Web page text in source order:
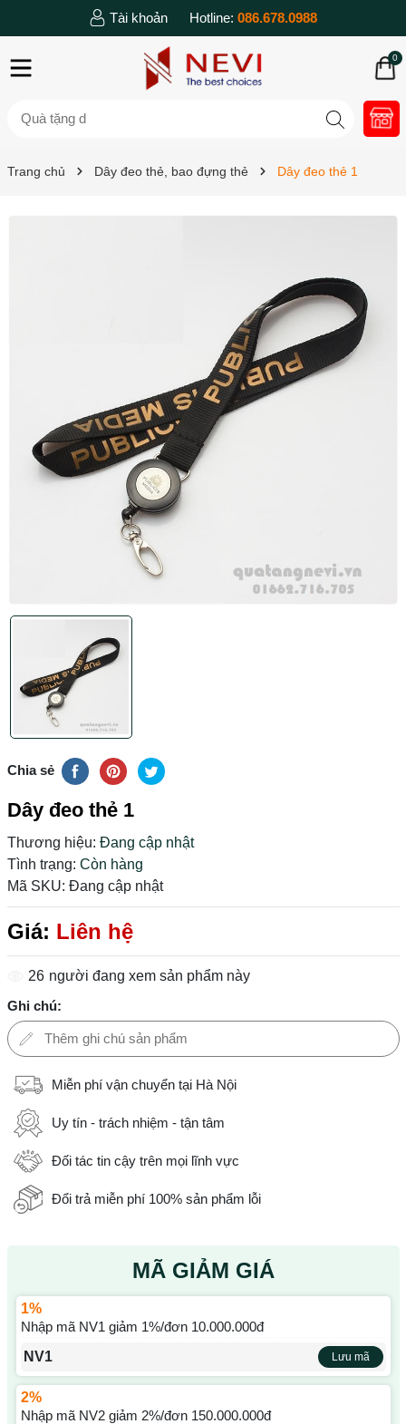
Tài khoản Hotline: 086.678.0988
0
Trang chủ Dây đeo thẻ, bao đựng thẻ Dây đeo thẻ 1
Chia sẻ
Dây đeo thẻ 1
Thương hiệu: Đang cập nhật
Tình trạng: Còn hàng
Mã SKU: Đang cập nhật
Giá: Liên hệ
26 người đang xem sản phẩm này
Ghi chú:
Miễn phí vận chuyển tại Hà Nội
Uy tín - trách nhiệm - tận tâm
Đối tác tin cậy trên mọi lĩnh vực
Đổi trả miễn phí 100% sản phẩm lỗi
MÃ GIẢM GIÁ
1%
Nhập mã NV1 giảm 1%/đơn 10.000.000đ
NV1
Lưu mã
2%
Nhập mã NV2 giảm 2%/đơn 150.000.000đ